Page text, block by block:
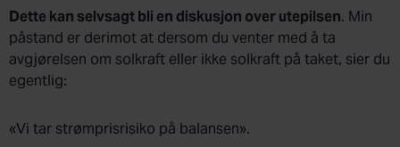
Dette kan selvsagt bli en diskusjon over utepilsen. Min
påstand er derimot at dersom du venter med å ta
avgjørelsen om solkraft eller ikke solkraft på taket, sier du
egentlig:
«Vi tar strømprisrisiko på balansen».